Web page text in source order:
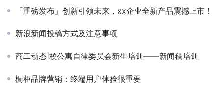
「重磅发布」创新引领未来，xx企业全新产品震撼上市！
新浪新闻投稿方式及注意事项
商工动态|校公寓自律委员会新生培训——新闻稿培训
橱柜品牌营销：终端用户体验很重要